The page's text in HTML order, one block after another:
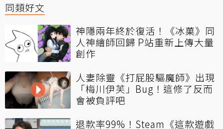
同類好文
神隱兩年終於復活！《冰菓》同
人神繪師回歸 P站重新上傳大量
創作
人妻除靈《打屁股驅魔師》出現
「梅川伊芙」Bug！這修了反而
會被負評吧
退款率99%！Steam《這款遊戲